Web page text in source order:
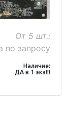
От 5 шт.:
по запросу
Наличие:
ДА в 1 экз!!!